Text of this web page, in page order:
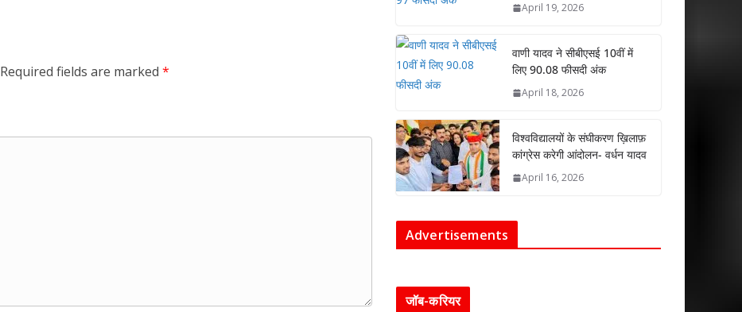
Required fields are marked *
April 19, 2026
वाणी यादव ने सीबीएसई 10वीं में
लिए 90.08 फीसदी अंक
April 18, 2026
विश्वविद्यालयों के संघीकरण ख़िलाफ़
कांग्रेस करेगी आंदोलन- वर्धन यादव
April 16, 2026
Advertisements
जॉब-करियर